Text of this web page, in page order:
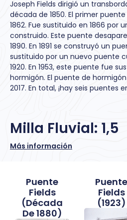
Joseph Fields dirigió un
década de 1850. El primer
1862. Fue sustituido en 1866 por
construido. Este puente
1890. En 1891 se construyó un
sustituido por un nuevo puente
1920. En 1953, este puente fue
hormigón. El puente de
2017. En total, ¡hay seis puentes
Milla Fluvial: 1,5
Más información
Puente
Fields
(década
De 1880)
Puente
Fields
(1923)